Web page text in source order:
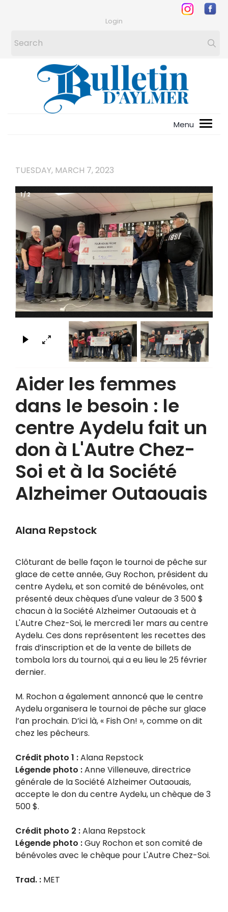
Login
TUESDAY, MARCH 7, 2023
×
1/2
Aider les femmes
dans le besoin : le
centre Aydelu fait un
don à L'Autre Chez-
Soi et à la Société
Alzheimer Outaouais
Alana Repstock
Clôturant de belle façon le tournoi de pêche sur
glace de cette année, Guy Rochon, président du
centre Aydelu, et son comité de bénévoles, ont
présenté deux chèques d'une valeur de 3 500 $
chacun à la Société Alzheimer Outaouais et à
L'Autre Chez-Soi, le mercredi 1er mars au centre
Aydelu. Ces dons représentent les recettes des
frais d’inscription et de la vente de billets de
tombola lors du tournoi, qui a eu lieu le 25 février
dernier.
M. Rochon a également annoncé que le centre
Aydelu organisera le tournoi de pêche sur glace
l’an prochain. D’ici là, « Fish On! », comme on dit
chez les pêcheurs.
Crédit photo 1 :Alana Repstock
Légende photo :Anne Villeneuve, directrice
générale de la Société Alzheimer Outaouais,
accepte le don du centre Aydelu, un chèque de 3
500 $.
Crédit photo 2 :Alana Repstock
Légende photo :Guy Rochon et son comité de
bénévoles avec le chèque pour L'Autre Chez-Soi.
Trad. : MET